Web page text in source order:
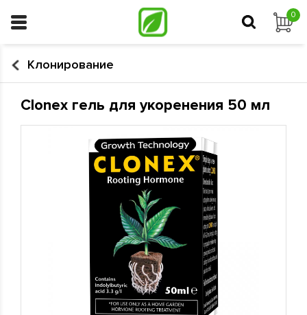
0
Клонирование
Сlonex гель для укоренения 50 мл